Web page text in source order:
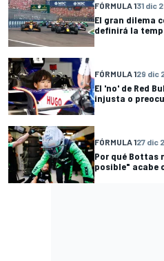
FÓRMULA 131 dic
El gran dilema
definirá la
FÓRMULA 129 dic
El 'no' de Red
injusta o
FÓRMULA 127 dic
Por qué Bottas
posible" acabe